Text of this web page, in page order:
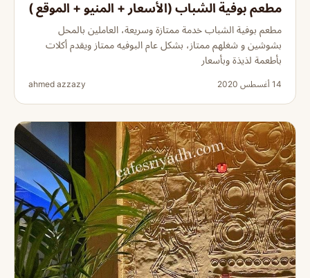
مطعم بوفية الشباب (الأسعار + المنيو + الموقع )
مطعم بوفية الشباب خدمة ممتازة وسريعة، العاملين بالمحل
بشوشين و شغلهم ممتاز، بشكل عام البوفيه ممتاز ويقدم أكلات
بأطعمة لذيذة وبأسعار
14 أغسطس 2020 ahmed azzazy